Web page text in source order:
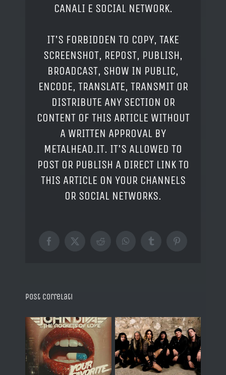
CANALI E SOCIAL NETWORK.
IT'S FORBIDDEN TO COPY, TAKE
SCREENSHOT, REPOST, PUBLISH,
BROADCAST, SHOW IN PUBLIC,
ENCODE, TRANSLATE, TRANSMIT OR
DISTRIBUTE ANY SECTION OR
CONTENT OF THIS ARTICLE WITHOUT
A WRITTEN APPROVAL BY
METALHEAD.IT. IT'S ALLOWED TO
POST OR PUBLISH A DIRECT LINK TO
THIS ARTICLE ON YOUR CHANNELS
OR SOCIAL NETWORKS.
Facebook
X RedditWhatsAppTumblrPinterest
Post correlati